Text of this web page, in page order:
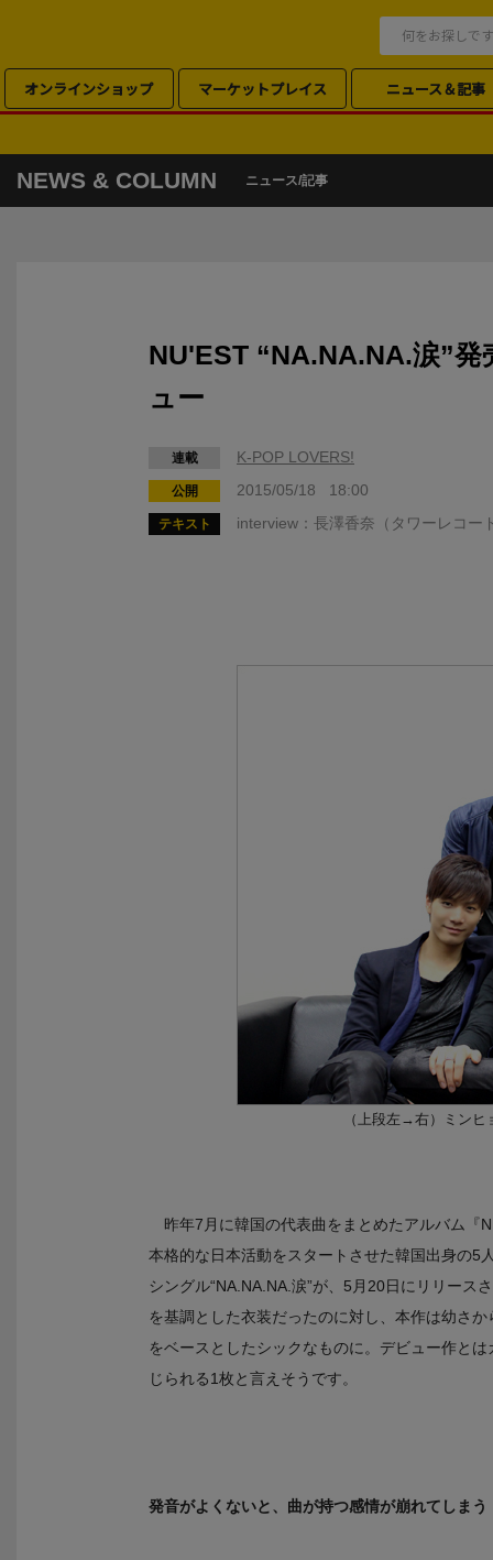
オンラインショップ マーケットプレイス ニュース＆記事
NEWS & COLUMN ニュース/記事
NU'EST “NA.NA.NA.涙”
ュー
連載 K-POP LOVERS!
公開 2015/05/18 18:00
テキスト interview：長澤香奈（タワーレコー
（上段左→右）ミン
昨年7月に韓国の代表曲をまとめたアルバム『
本格的な日本活動をスタートさせた韓国出身の5
シングル“NA.NA.NA.涙”が、5月20日にリリース
を基調とした衣装だったのに対し、本作は幼さ
をベースとしたシックなものに。デビュー作と
じられる1枚と言えそうです。
発音がよくないと、曲が持つ感情が崩れてしまう